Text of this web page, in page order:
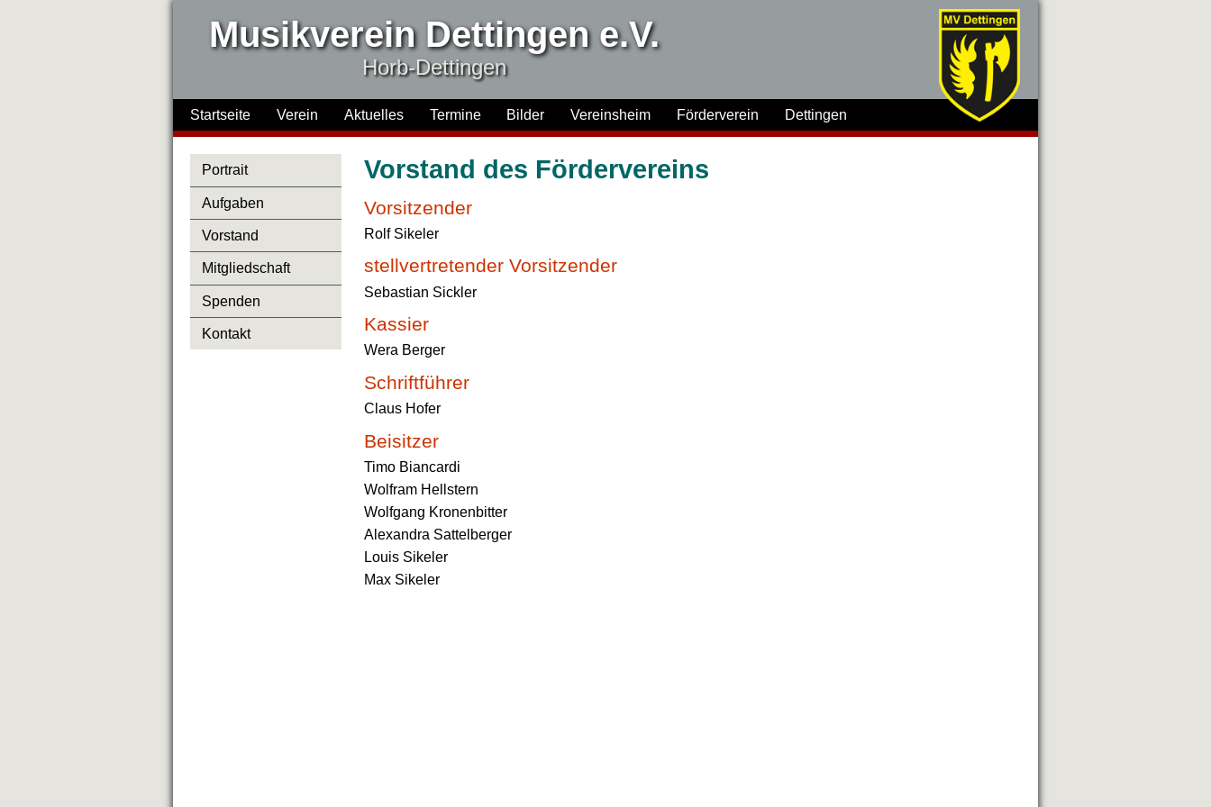
Musikverein Dettingen e.V.
Horb-Dettingen
Startseite Verein Aktuelles Termine Bilder Vereinsheim Förderverein Dettingen
Portrait
Aufgaben
Vorstand
Mitgliedschaft
Spenden
Kontakt
Vorstand des Fördervereins
Vorsitzender
Rolf Sikeler
stellvertretender Vorsitzender
Sebastian Sickler
Kassier
Wera Berger
Schriftführer
Claus Hofer
Beisitzer
Timo Biancardi
Wolfram Hellstern
Wolfgang Kronenbitter
Alexandra Sattelberger
Louis Sikeler
Max Sikeler